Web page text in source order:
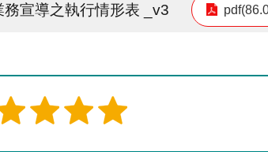
宣導之執行情形表 _v3